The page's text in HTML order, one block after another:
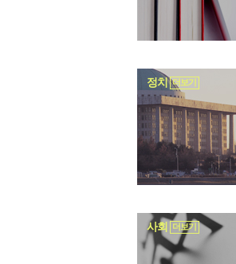
정치 더보기
사회 더보기